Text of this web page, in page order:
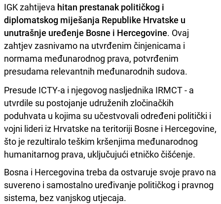
IGK zahtijeva hitan prestanak političkog i
diplomatskog miješanja Republike Hrvatske u
unutrašnje uređenje Bosne i Hercegovine. Ovaj
zahtjev zasnivamo na utvrđenim činjenicama i
normama međunarodnog prava, potvrđenim
presudama relevantnih međunarodnih sudova.
Presude ICTY-a i njegovog nasljednika IRMCT - a
utvrdile su postojanje udruženih zločinačkih
poduhvata u kojima su učestvovali određeni politički i
vojni lideri iz Hrvatske na teritoriji Bosne i Hercegovine,
što je rezultiralo teškim kršenjima međunarodnog
humanitarnog prava, uključujući etničko čišćenje.
Bosna i Hercegovina treba da ostvaruje svoje pravo na
suvereno i samostalno uređivanje političkog i pravnog
sistema, bez vanjskog utjecaja.